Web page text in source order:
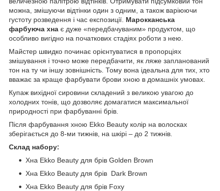
можна, змішуючи відтінки один з одним, а також варіюючи
густоту розведення і час експозиції. Марокканська
фарбуюча хна є дуже «передбачуваним» продуктом, що
особливо вигідно на початкових стадіях роботи з нею.
Майстер швидко починає орієнтуватися в пропорціях
змішування і точно може передбачити, як ляже запланований
тон на ту чи іншу зовнішність. Тому вона ідеальна для тих, хто
вважає за краще фарбувати брови хною в домашніх умовах.
Купаж вихідної сировини складений з великою увагою до
холодних тонів, що дозволяє домагатися максимальної
природності при фарбуванні брів.
Після фарбування хною Ekko Beauty колір на волосках
зберігається до 8-ми тижнів, на шкірі – до 2 тижнів.
Склад набору:
Хна Ekko Beauty для брів Golden Brown
Хна Ekko Beauty для брів Dark Brown
Хна Ekko Beauty для брів Foxy